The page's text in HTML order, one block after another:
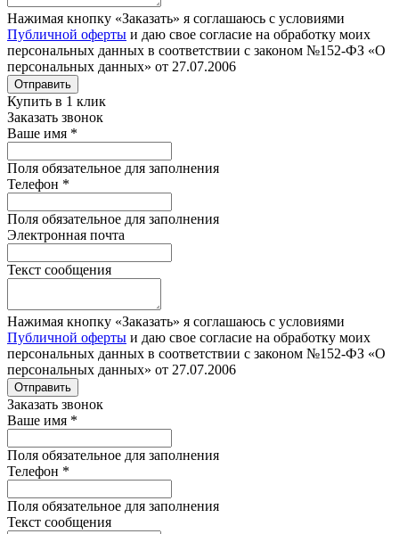
Нажимая кнопку «Заказать» я соглашаюсь с условиями
Публичной оферты и даю свое согласие на обработку моих
персональных данных в соответствии с законом №152-ФЗ «О
персональных данных» от 27.07.2006
Отправить
Купить в 1 клик
Заказать звонок
Ваше имя *
Поля обязательное для заполнения
Телефон *
Поля обязательное для заполнения
Электронная почта
Текст сообщения
Нажимая кнопку «Заказать» я соглашаюсь с условиями
Публичной оферты и даю свое согласие на обработку моих
персональных данных в соответствии с законом №152-ФЗ «О
персональных данных» от 27.07.2006
Отправить
Заказать звонок
Ваше имя *
Поля обязательное для заполнения
Телефон *
Поля обязательное для заполнения
Текст сообщения